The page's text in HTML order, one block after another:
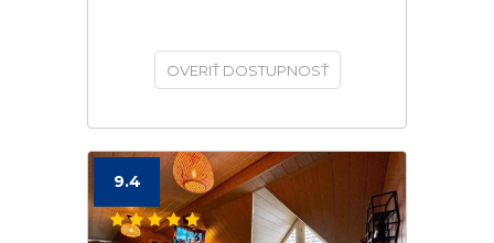
OVERIŤ DOSTUPNOSŤ
9.4